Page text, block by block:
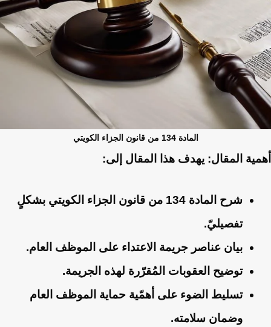
المادة 134 من قانون الجزاء الكويتي
أهمية المقال: يهدف هذا المقال إلى:
شرح المادة 134 من قانون الجزاء الكويتي بشكلٍ
تفصيليّ.
بيان عناصر جريمة الاعتداء على الموظف العام.
توضيح العقوبات المُقرّرة لهذه الجريمة.
تسليط الضوء على أهمّية حماية الموظف العام
وضمان سلامته.